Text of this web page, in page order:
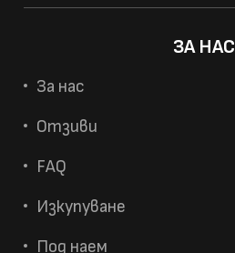
ЗА НАС
За нас
Отзиви
FAQ
Изкупуване
Под наем